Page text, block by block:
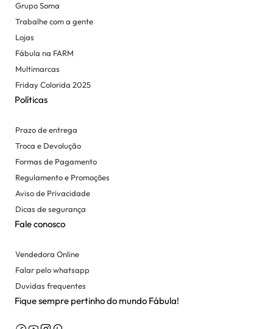
Grupo Soma
Trabalhe com a gente
Lojas
Fábula na FARM
Multimarcas
Friday Colorida 2025
Políticas
Prazo de entrega
Troca e Devolução
Formas de Pagamento
Regulamento e Promoções
Aviso de Privacidade
Dicas de segurança
Fale conosco
Vendedora Online
Falar pelo whatsapp
Duvidas frequentes
Fique sempre pertinho do mundo Fábula!